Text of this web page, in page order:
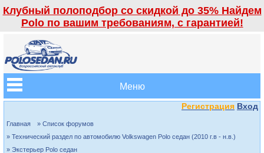
Клубный полоподбор со скидкой до 35% Найдем
Polo по вашим требованиям, с гарантией!
Меню
Регистрация Вход
Главная
» Список форумов
» Технический раздел по автомобилю Volkswagen Polo седан (2010 г.в - н.в.)
» Экстерьер Polo седан